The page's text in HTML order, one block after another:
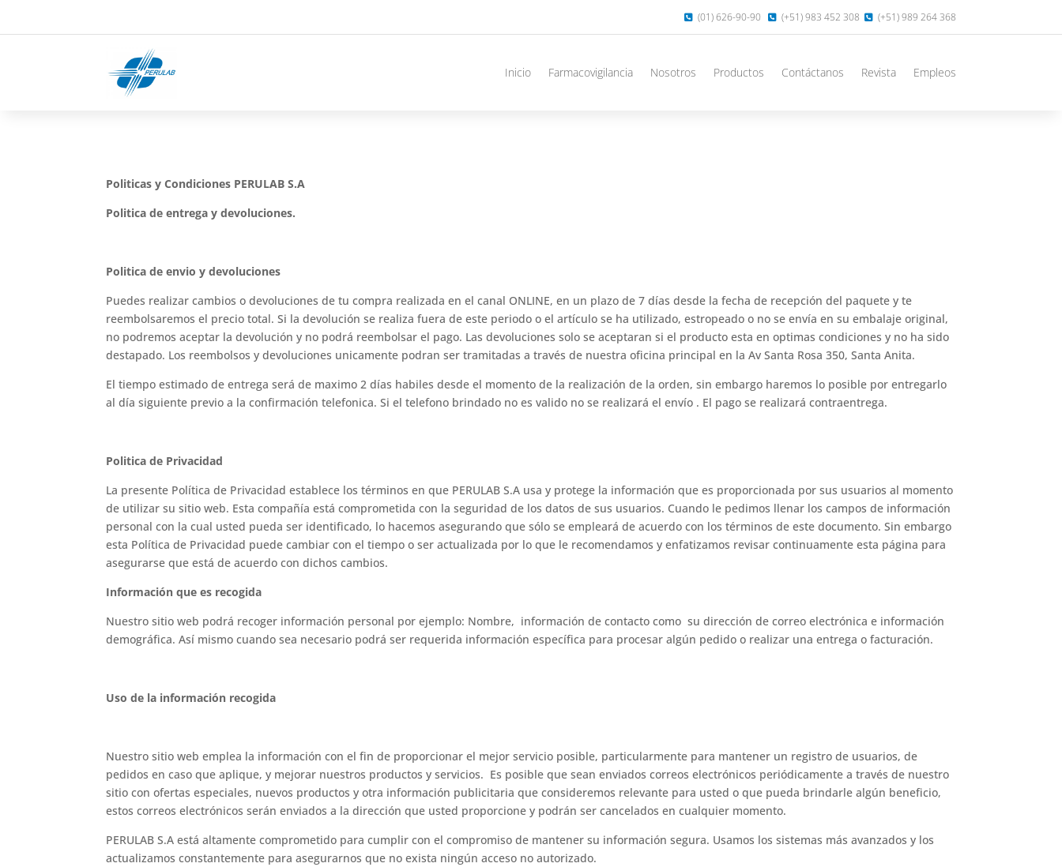
(01) 626-90-90 (+51) 983 452 308 (+51) 989 264 368
Inicio Farmacovigilancia Nosotros Productos Contáctanos Revista Empleos
Politicas y Condiciones PERULAB S.A
Politica de entrega y devoluciones.
Politica de envio y devoluciones
Puedes realizar cambios o devoluciones de tu compra realizada en el canal ONLINE, en un plazo de 7 días desde la fecha de recepción del paquete y te
reembolsaremos el precio total. Si la devolución se realiza fuera de este periodo o el artículo se ha utilizado, estropeado o no se envía en su embalaje original,
no podremos aceptar la devolución y no podrá reembolsar el pago. Las devoluciones solo se aceptaran si el producto esta en optimas condiciones y no ha sido
destapado. Los reembolsos y devoluciones unicamente podran ser tramitadas a través de nuestra oficina principal en la Av Santa Rosa 350, Santa Anita.
El tiempo estimado de entrega será de maximo 2 días habiles desde el momento de la realización de la orden, sin embargo haremos lo posible por entregarlo
al día siguiente previo a la confirmación telefonica. Si el telefono brindado no es valido no se realizará el envío . El pago se realizará contraentrega.
Politica de Privacidad
La presente Política de Privacidad establece los términos en que PERULAB S.A usa y protege la información que es proporcionada por sus usuarios al momento
de utilizar su sitio web. Esta compañía está comprometida con la seguridad de los datos de sus usuarios. Cuando le pedimos llenar los campos de información
personal con la cual usted pueda ser identificado, lo hacemos asegurando que sólo se empleará de acuerdo con los términos de este documento. Sin embargo
esta Política de Privacidad puede cambiar con el tiempo o ser actualizada por lo que le recomendamos y enfatizamos revisar continuamente esta página para
asegurarse que está de acuerdo con dichos cambios.
Información que es recogida
Nuestro sitio web podrá recoger información personal por ejemplo: Nombre, información de contacto como su dirección de correo electrónica e información
demográfica. Así mismo cuando sea necesario podrá ser requerida información específica para procesar algún pedido o realizar una entrega o facturación.
Uso de la información recogida
Nuestro sitio web emplea la información con el fin de proporcionar el mejor servicio posible, particularmente para mantener un registro de usuarios, de
pedidos en caso que aplique, y mejorar nuestros productos y servicios. Es posible que sean enviados correos electrónicos periódicamente a través de nuestro
sitio con ofertas especiales, nuevos productos y otra información publicitaria que consideremos relevante para usted o que pueda brindarle algún beneficio,
estos correos electrónicos serán enviados a la dirección que usted proporcione y podrán ser cancelados en cualquier momento.
PERULAB S.A está altamente comprometido para cumplir con el compromiso de mantener su información segura. Usamos los sistemas más avanzados y los
actualizamos constantemente para asegurarnos que no exista ningún acceso no autorizado.